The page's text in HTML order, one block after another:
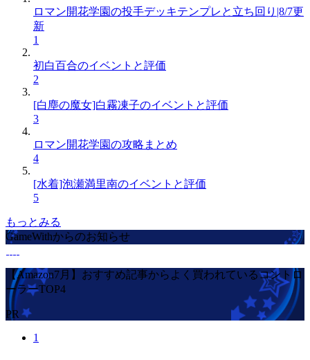
ロマン開花学園の投手デッキテンプレと立ち回り|8/7更
新
1
初白百合のイベントと評価
2
[白塵の魔女]白霧凍子のイベントと評価
3
ロマン開花学園の攻略まとめ
4
[水着]泡瀬満里南のイベントと評価
5
もっとみる
GameWithからのお知らせ
【Amazon7月】おすすめ記事からよく買われているコントロ
ーラーTOP4
PR
1